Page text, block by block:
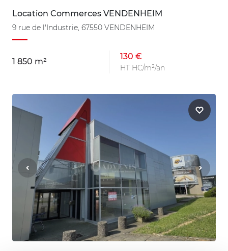
Location Commerces VENDENHEIM
9 rue de l'Industrie, 67550 VENDENHEIM
1 850 m²
130 €
HT HC/m²/an